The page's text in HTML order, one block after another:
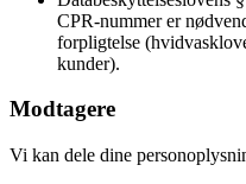
CPR-nummer er
forpligtelse
kunder).
Modtagere
Vi kan dele dine